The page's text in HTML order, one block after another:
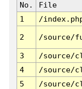
No. File
1
/
2 /source/
3 /source/
4
/source/
5
/source/